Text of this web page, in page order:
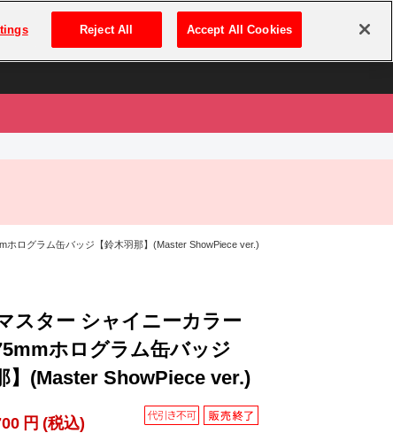
ログイン・新規登録
ログラム缶バッジ【鈴木羽那】(Master ShowPiece ver.)
スター シャイニーカラー
ホログラム缶バッジ
】(Master ShowPiece ver.)
円 (税込)
Reject All Accept All Cookies